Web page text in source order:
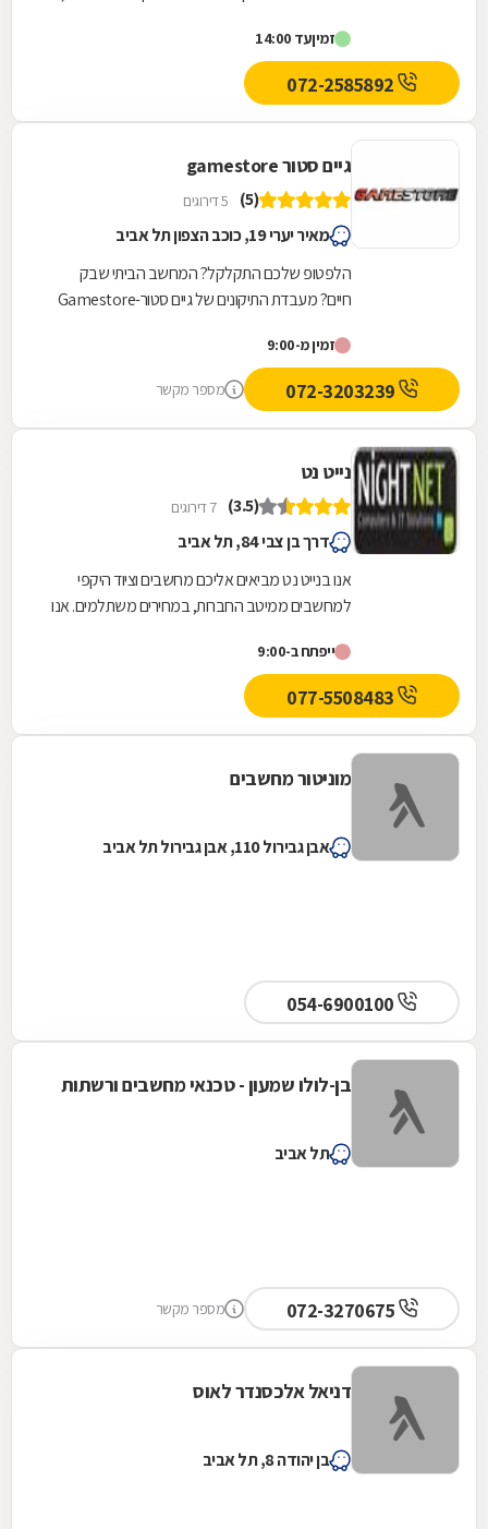
שירותי תמיכה...
זמיןעד 14:00
גיים סטור gamestore
(5) 5 דירוגים
מאיר יערי 19, כוכב הצפון תל אביב
הלפטופ שלכם התקלקל? המחשב הביתי שבק
חיים? מעבדת התיקונים של גיים סטור-Gamestore
חנויות מחשבים...
זמין מ-9:00
מספר מקשר
נייט נט
(3.5) 7 דירוגים
דרך בן צבי 84, תל אביב
אנו בנייט נט מביאים אליכם מחשבים וציוד היקפי
למחשבים ממיטב החברות, במחירים משתלמים. אנו
ייפתח ב-9:00
מוניטור מחשבים
אבן גבירול 110, אבן גבירול תל אביב
בן-לולו שמעון - טכנאי מחשבים ורשתות
תל אביב
מספר מקשר
דניאל אלכסנדר לאוס
בן יהודה 8, תל אביב